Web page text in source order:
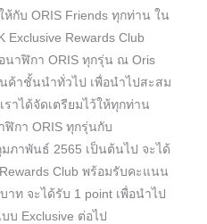
กับ ORIS Friends ทุกท่าน ใน
Exclusive Rewards Club
นาฬิกา ORIS ทุกรุ่น ณ Oris
ค้าชั้นนำทั่วไป เพื่อนำไปสะสม
าได้จัดเตรียมไว้ให้ทุกท่าน
ฬิกา ORIS ทุกรุ่นกับ
ภาพันธ์ 2565 เป็นต้นไป จะได้
Club พร้อมรับคะแนน
ท จะได้รับ 1 point เพื่อนำไป
บ Exclusive ต่อไป